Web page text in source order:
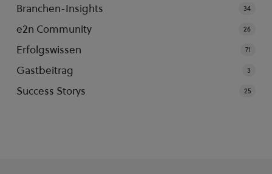
Branchen-Insights
34
e2n Community 26
Erfolgswissen 71
Gastbeitrag 3
Success Storys 25